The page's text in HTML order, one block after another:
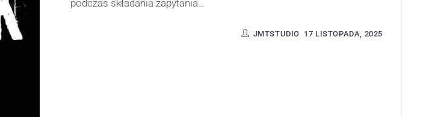
podczas składania zapytania…
17 LISTOPADA, 2025
JMTSTUDIO